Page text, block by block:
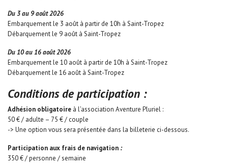
Du 3 au 9 août 2026
Embarquement le 3 août à partir de 10h à Saint-Tropez
Débarquement le 9 août à Saint-Tropez
Du 10 au 16 août 2026
Embarquement le 10 août à partir de 10h à Saint-Tropez
Débarquement le 16 août à Saint-Tropez
Conditions de participation :
Adhésion obligatoire à l’association Aventure Pluriel :
50 € / adulte – 75 € / couple
-> Une option vous sera présentée dans la billeterie ci-dessous.
Participation aux frais de navigation :
350 € / personne / semaine